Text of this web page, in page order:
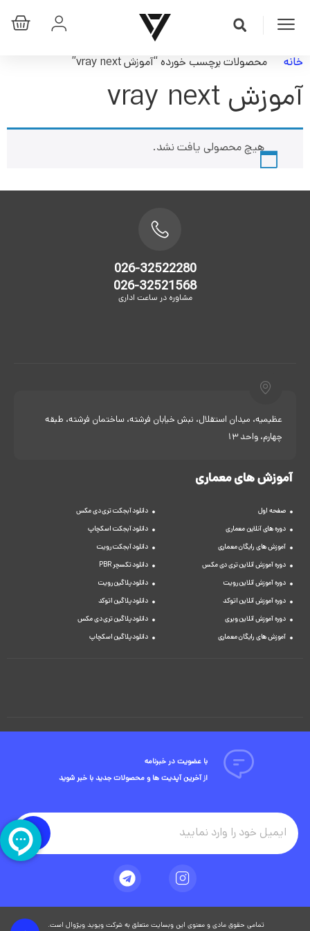
خانه محصولات برچسب خورده “آموزش vray next”
آموزش vray next
هیچ محصولی یافت نشد.
026-32522280
026-32521568
مشاوره در ساعت اداری
عظیمیه، میدان استقلال، نبش خیابان فرشته، ساختمان فرشته، طبقه
چهارم، واحد 13
آموزش های معماری
صفحه اول
دوره های آنلاین معماری
آموزش های رایگان معماری
دوره آموزش آنلاین تری دی مکس
دوره آموزش آنلاین رویت
دوره آموزش آنلاین اتوکد
دوره آموزش آنلاین ویری
آموزش های رایگان معماری
دانلود آبجکت تری دی مکس
دانلود آبجکت اسکچاپ
دانلود آبجکت رویت
دانلود تکسچر PBR
دانلود پلاگین رویت
دانلود پلاگین اتوکد
دانلود پلاگین تری دی مکس
دانلود پلاگین اسکچاپ
با عضویت در خبرنامه
از آخرین آپدیت ها و محصولات جدید با خبر شوید
تمامی حقوق مادی و معنوی این وبسایت متعلق به شرکت ویوید ویژوال است.